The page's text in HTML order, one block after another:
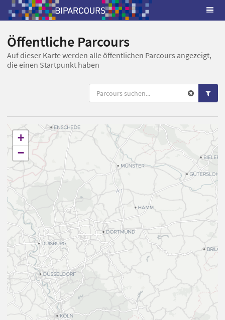
Öffentliche Parcours
Auf dieser Karte werden alle öffentlichen Parcours angezeigt,
die einen Startpunkt haben
+
−